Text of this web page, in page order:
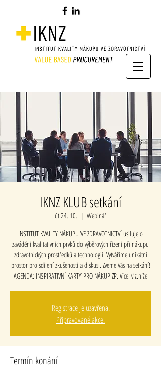
IKNZ KLUB setkání
út 24. 10.
  |
Webinář
INSTITUT KVALITY NÁKUPU VE ZDRAVOTNICTVÍ usiluje o
zavádění kvalitativních prvků do výběrových řízení při nákupu
zdravotnických prostředků a technologií. Vytváříme unikátní
prostor pro sdílení zkušeností a diskusi. Zveme Vás na setkání!
AGENDA: INSPIRATIVNÍ KARTY PRO NÁKUP ZP. Více: viz.níže
Registrace je uzavřena.
Připravované akce.
Termín konání